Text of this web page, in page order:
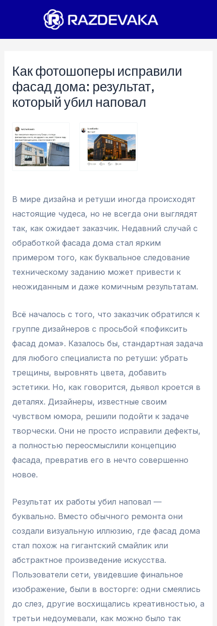
Как фотошоперы исправили
фасад дома: результат,
который убил наповал
В мире дизайна и ретуши иногда происходят
настоящие чудеса, но не всегда они выглядят
так, как ожидает заказчик. Недавний случай с
обработкой фасада дома стал ярким
примером того, как буквальное следование
техническому заданию может привести к
неожиданным и даже комичным результатам.
Всё началось с того, что заказчик обратился к
группе дизайнеров с просьбой «пофиксить
фасад дома». Казалось бы, стандартная задача
для любого специалиста по ретуши: убрать
трещины, выровнять цвета, добавить
эстетики. Но, как говорится, дьявол кроется в
деталях. Дизайнеры, известные своим
чувством юмора, решили подойти к задаче
творчески. Они не просто исправили дефекты,
а полностью переосмыслили концепцию
фасада, превратив его в нечто совершенно
новое.
Результат их работы убил наповал —
буквально. Вместо обычного ремонта они
создали визуальную иллюзию, где фасад дома
стал похож на гигантский смайлик или
абстрактное произведение искусства.
Пользователи сети, увидевшие финальное
изображение, были в восторге: одни смеялись
до слез, другие восхищались креативностью, а
третьи недоумевали, как можно было так